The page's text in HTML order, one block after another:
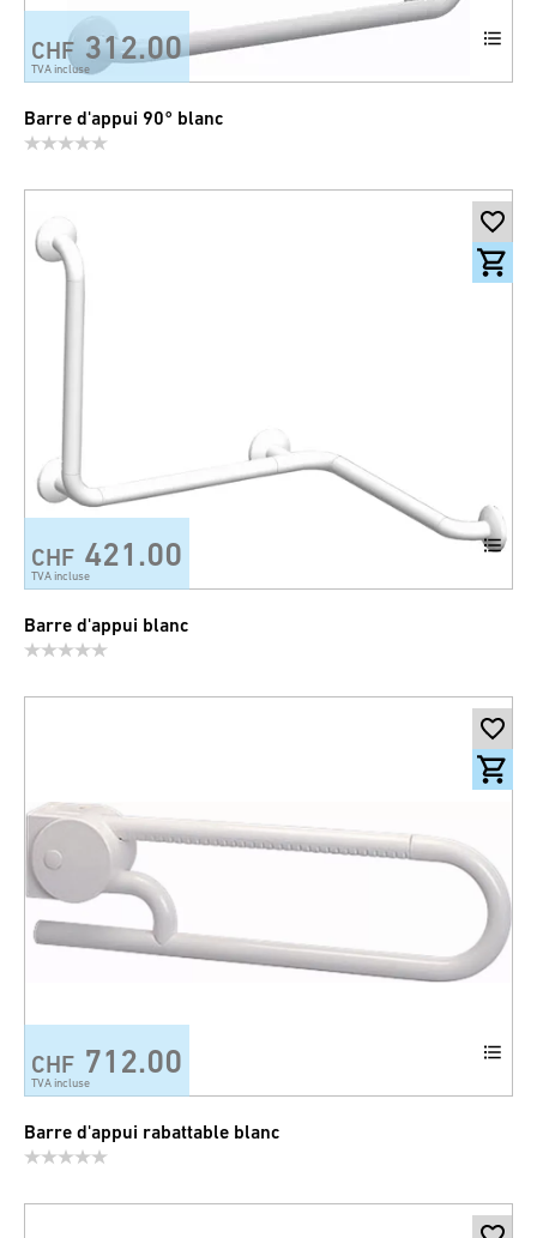
CHF 312.00
TVA incluse
Barre d'appui 90° blanc
CHF 421.00
TVA incluse
Barre d'appui blanc
CHF 712.00
TVA incluse
Barre d'appui rabattable blanc